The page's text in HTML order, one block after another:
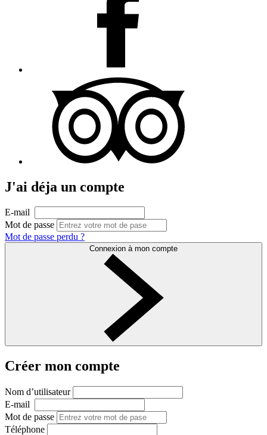
J'ai déja un compte
E-mail
Mot de passe
Mot de passe perdu ?
Connexion à mon compte
Créer mon compte
Nom d’utilisateur
E-mail
Mot de passe
Téléphone